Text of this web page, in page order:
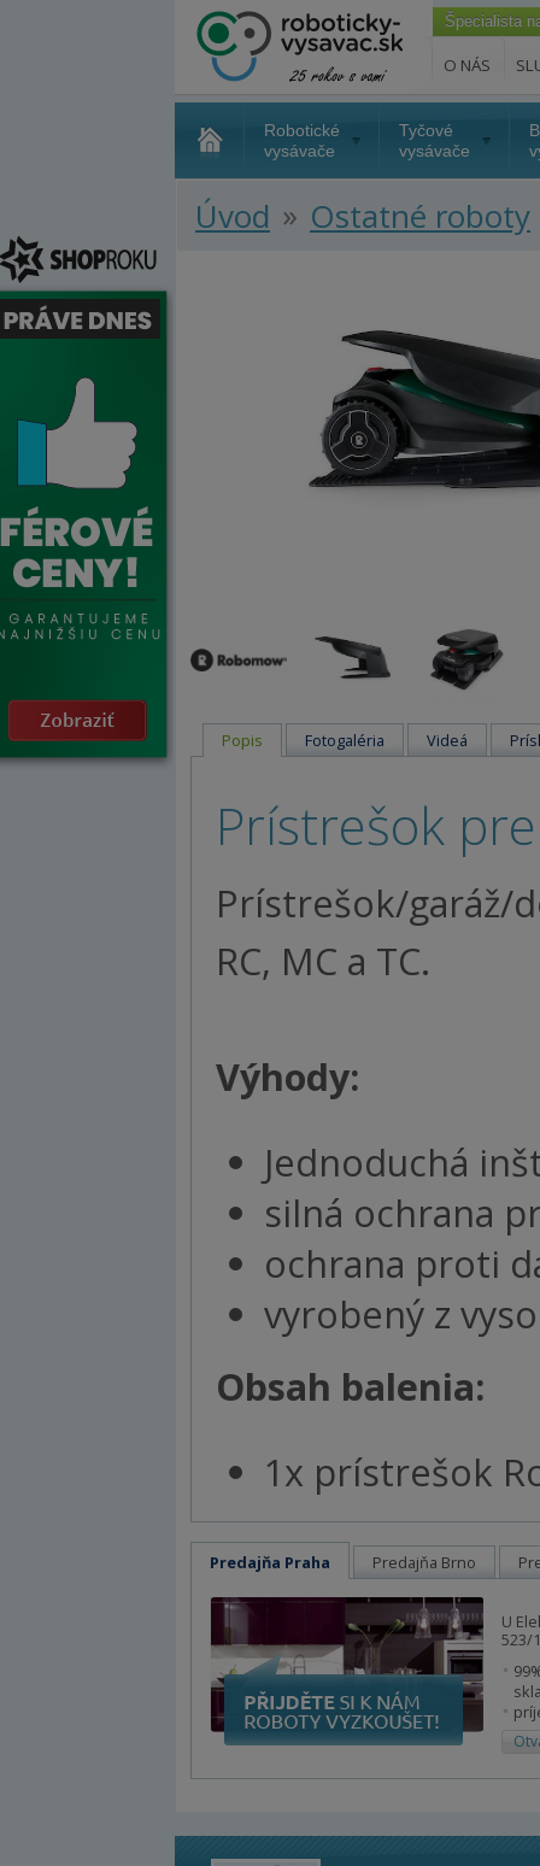
Špecialista
O NÁS
Robotické
vysávače
Tyčové
vysávače
Úvod » Ostatné roboty
Popis Fotogaléria Videá
Prístrešok
Prístrešok/
RC, MC a TC.
Výhody:
Jednoduchá
silná ochrana
ochrana proti
vyrobený z
Obsah balenia:
1x prístrešok
Predajňa Praha Predajňa Brno
U
523/